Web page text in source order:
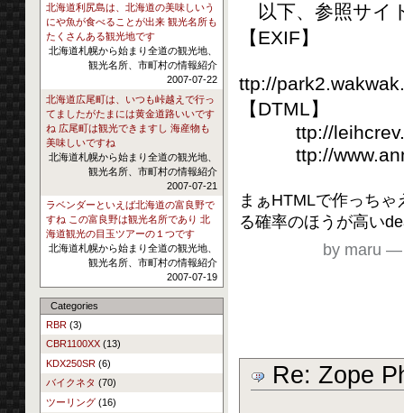
北海道利尻島は、北海道の美味しいう
にや魚が食べることが出来 観光名所も
たくさんある観光地です
北海道札幌から始まり全道の観光地、
観光名所、市町村の情報紹介
2007-07-22
北海道広尾町は、いつも峠越えで行っ
てましたがたまには黄金道路いいです
ね 広尾町は観光できますし 海産物も
美味しいですね
北海道札幌から始まり全道の観光地、
観光名所、市町村の情報紹介
2007-07-21
ラベンダーといえば北海道の富良野で
すね この富良野は観光名所であり 北
海道観光の目玉ツアーの１つです
北海道札幌から始まり全道の観光地、
観光名所、市町村の情報紹介
2007-07-19
Categories
RBR(3)
CBR1100XX(13)
KDX250SR(6)
バイクネタ (70)
ツーリング(16)
以下、参照サイ
【EXIF】
ttp://
【DTML】
ttp://
ttp://
まぁHTMLで作っちゃ
る確率のほうが高い
by maru
Re: Zope